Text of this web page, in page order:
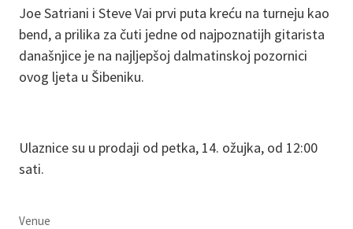
Joe Satriani i Steve Vai prvi puta kreću na turneju kao
bend, a prilika za čuti jedne od najpoznatijh gitarista
današnjice je na najljepšoj dalmatinskoj pozornici
ovog ljeta u Šibeniku.
Ulaznice su u prodaji od petka, 14. ožujka, od 12:00
sati.
Venue